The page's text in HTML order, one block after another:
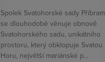
Spolek Svatohorské sady Příbram
se dlouhodobě věnuje obnově
Svatohorského sadu, unikátního
prostoru, který obklopuje Svatou
Horu, největší mariánské p…